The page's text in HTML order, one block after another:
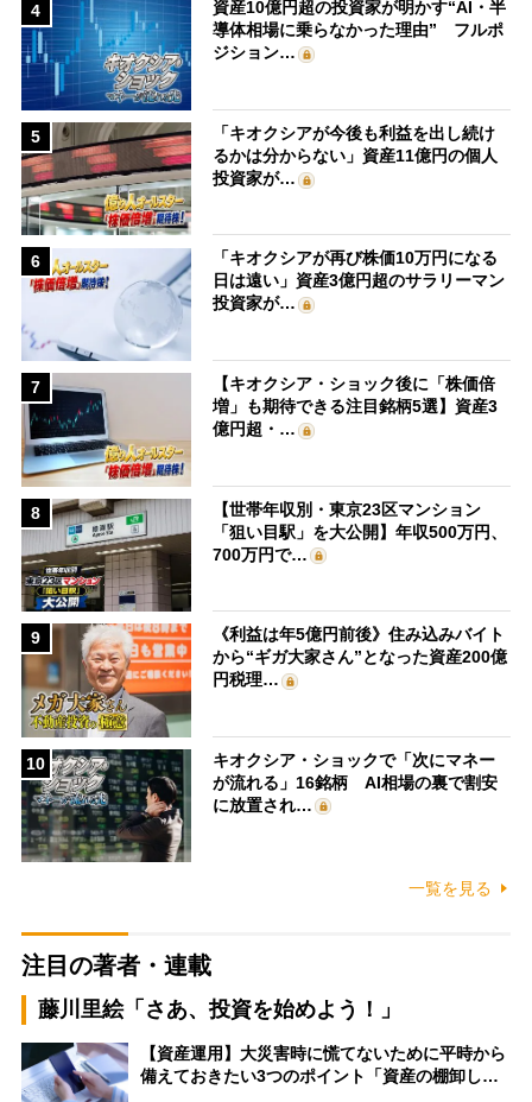
4
資産10億円超の投資家が明かす“AI・半
導体相場に乗らなかった理由” フルポ
ジション…
5
「キオクシアが今後も利益を出し続け
るかは分からない」資産11億円の個人
投資家が…
6
「キオクシアが再び株価10万円になる
日は遠い」資産3億円超のサラリーマン
投資家が…
7
【キオクシア・ショック後に「株価倍
増」も期待できる注目銘柄5選】資産3
億円超・…
8
【世帯年収別・東京23区マンション
「狙い目駅」を大公開】年収500万円、
700万円で…
9
《利益は年5億円前後》住み込みバイト
から“ギガ大家さん”となった資産200億
円税理…
10
キオクシア・ショックで「次にマネー
が流れる」16銘柄 AI相場の裏で割安
に放置され…
一覧を見る
注目の著者・連載
藤川里絵「さあ、投資を始めよう！」
【資産運用】大災害時に慌てないために平時から
備えておきたい3つのポイント「資産の棚卸し…